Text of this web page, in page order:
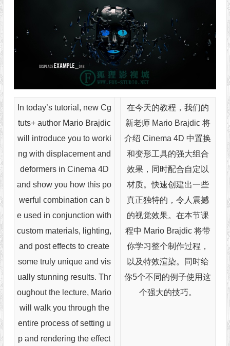
In today’s tutorial, new Cg
tuts+ author Mario Brajdic
will introduce you to worki
ng with displacement and
deformers in Cinema 4D
and show you how this po
werful combination can b
e used in conjunction with
custom materials, lighting,
and post effects to create
some truly unique and vis
ually stunning results. Thr
oughout the lecture, Mario
will walk you through the
entire process of setting u
p and rendering the effect
在今天的教程，我们的
新老师 Mario Brajdic 将
介绍 Cinema 4D 中置换
和变形工具的强大组合
效果，同时配合自定以
材质。快速创建出一些
真正独特的，令人震撼
的视觉效果。在本节课
程中 Mario Brajdic 将带
你学习整个制作过程，
以及特效渲染。同时给
你5个不同的例子使用这
个强大的技巧。